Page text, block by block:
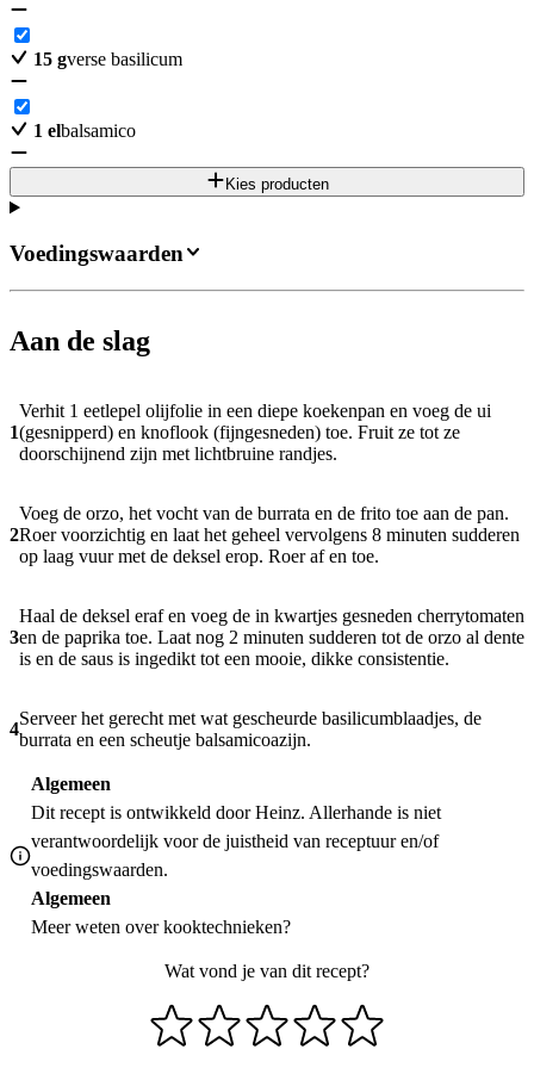
15 gverse basilicum
1 elbalsamico
Kies producten
Aan de slag
1
Verhit 1 eetlepel olijfolie in een diepe koekenpan en voeg de ui
(gesnipperd) en knoflook (fijngesneden) toe. Fruit ze tot ze
doorschijnend zijn met lichtbruine randjes.
2
Voeg de orzo, het vocht van de burrata en de frito toe aan de pan.
Roer voorzichtig en laat het geheel vervolgens 8 minuten sudderen
op laag vuur met de deksel erop. Roer af en toe.
3
Haal de deksel eraf en voeg de in kwartjes gesneden cherrytomaten
en de paprika toe. Laat nog 2 minuten sudderen tot de orzo al dente
is en de saus is ingedikt tot een mooie, dikke consistentie.
4
Serveer het gerecht met wat gescheurde basilicumblaadjes, de
burrata en een scheutje balsamicoazijn.
Algemeen
Dit recept is ontwikkeld door Heinz. Allerhande is niet
verantwoordelijk voor de juistheid van receptuur en/of
voedingswaarden.
Algemeen
Meer weten overkooktechnieken?
Wat vond je van dit recept?
Voedingswaarden